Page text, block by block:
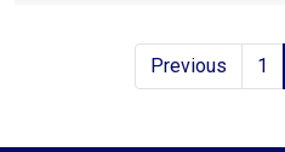
Previous 1